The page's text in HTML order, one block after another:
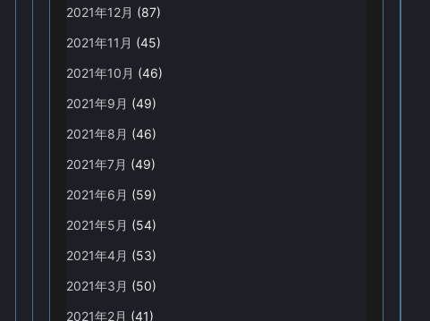
2021年12月 (87)
2021年11月 (45)
2021年10月 (46)
2021年9月 (49)
2021年8月 (46)
2021年7月 (49)
2021年6月 (59)
2021年5月 (54)
2021年4月 (53)
2021年3月 (50)
2021年2月 (41)